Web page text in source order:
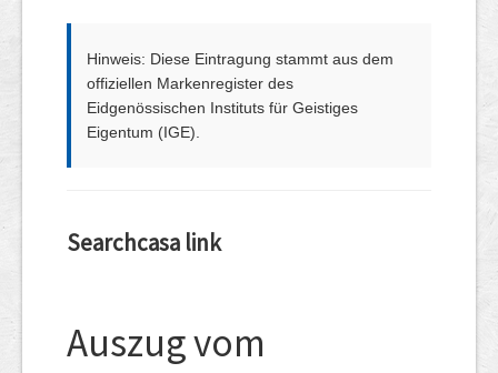
Hinweis: Diese Eintragung stammt aus dem
offiziellen Markenregister des
Eidgenössischen Instituts für Geistiges
Eigentum (IGE).
Searchcasa link
Auszug vom